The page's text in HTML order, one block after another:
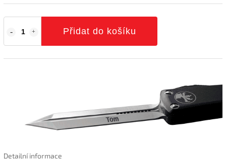
Přidat do košíku
Detailní informace